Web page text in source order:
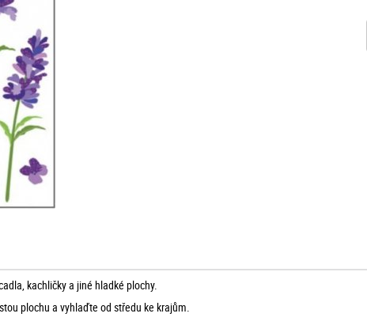
kachličky a jiné hladké plochy.
plochu a vyhlaďte od středu ke krajům.